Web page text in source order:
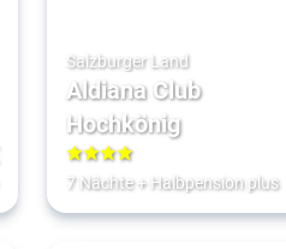
Salzburger Land
Aldiana Club
Hochkönig
4
7 Nächte+ Halbpension plus